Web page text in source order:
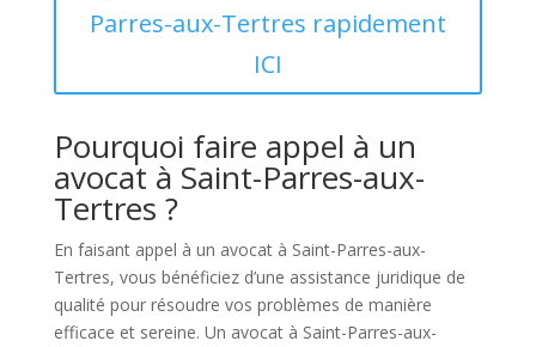
Parres-aux-Tertres rapidement
ICI
Pourquoi faire appel à un
avocat à Saint-Parres-aux-
Tertres ?
En faisant appel à un avocat à Saint-Parres-aux-
Tertres, vous bénéficiez d’une assistance juridique de
qualité pour résoudre vos problèmes de manière
efficace et sereine. Un avocat à Saint-Parres-aux-